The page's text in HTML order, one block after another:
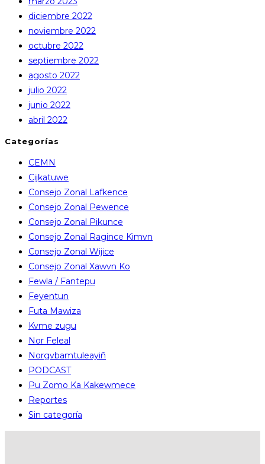
diciembre 2022
noviembre 2022
octubre 2022
septiembre 2022
agosto 2022
julio 2022
junio 2022
abril 2022
Categorías
CEMN
Cijkatuwe
Consejo Zonal Lafkence
Consejo Zonal Pewence
Consejo Zonal Pikunce
Consejo Zonal Ragince Kimvn
Consejo Zonal Wijice
Consejo Zonal Xawvn Ko
Fewla / Fantepu
Feyentun
Futa Mawiza
Kvme zugu
Nor Feleal
Norgvbamtuleayiñ
PODCAST
Pu Zomo Ka Kakewmece
Reportes
Sin categoría